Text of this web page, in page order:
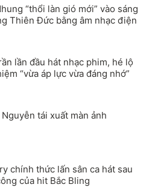
“thổi làn gió mới” vào sáng
Thiên Đức bằng âm nhạc điện
lần đầu hát nhạc phim, hé lộ
“vừa áp lực vừa đáng nhớ”
tái xuất màn ảnh
chính thức lấn sân ca hát sau
của hit Bắc Bling